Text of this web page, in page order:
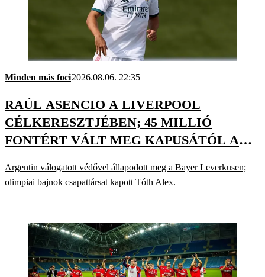
Minden más foci2026.08.06. 22:35
RAÚL ASENCIO A LIVERPOOL
CÉLKERESZTJÉBEN; 45 MILLIÓ
FONTÉRT VÁLT MEG KAPUSÁTÓL A
CSÜTÖRTÖKÖN A TRANSZFERPIACON
Argentin válogatott védővel állapodott meg a Bayer Leverkusen;
olimpiai bajnok csapattársat kapott Tóth Alex.